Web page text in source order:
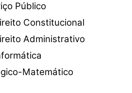
Público
Constitucional
Administrativo
Matemático